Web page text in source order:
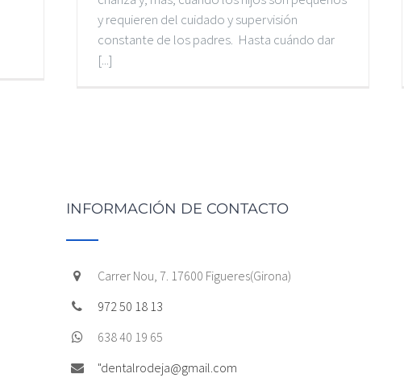
y requieren del cuidado y supervisión
constante de los padres. Hasta cuándo dar
[...]
INFORMACIÓN DE CONTACTO
Carrer Nou, 7. 17600 Figueres(Girona)
972 50 18 13
638 40 19 65
"dentalrodeja@gmail.com